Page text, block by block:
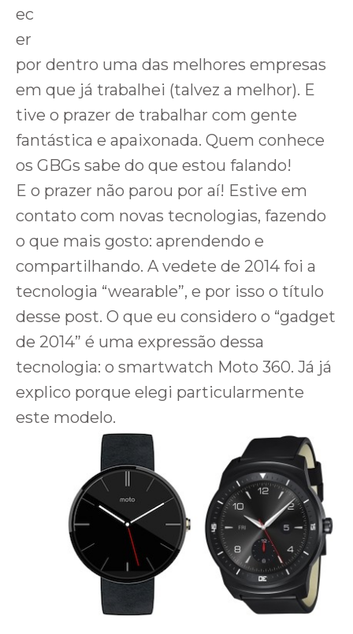
ec
er
por dentro uma das melhores empresas
em que já trabalhei (talvez a melhor). E
tive o prazer de trabalhar com gente
fantástica e apaixonada. Quem conhece
os GBGs sabe do que estou falando!
E o prazer não parou por aí! Estive em
contato com novas tecnologias, fazendo
o que mais gosto: aprendendo e
compartilhando. A vedete de 2014 foi a
tecnologia “wearable”, e por isso o título
desse post. O que eu considero o “gadget
de 2014” é uma expressão dessa
tecnologia: o smartwatch Moto 360. Já já
explico porque elegi particularmente
este modelo.